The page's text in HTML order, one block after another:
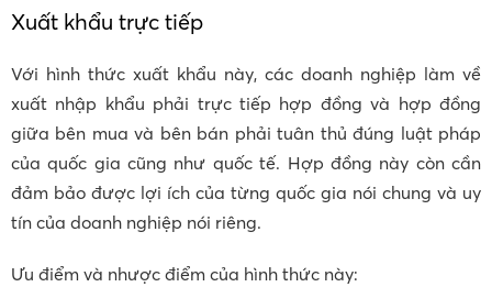
Xuất khẩu trực tiếp
Với hình thức xuất khẩu này, các doanh nghiệp làm về
xuất nhập khẩu phải trực tiếp hợp đồng và hợp đồng
giữa bên mua và bên bán phải tuân thủ đúng luật pháp
của quốc gia cũng như quốc tế. Hợp đồng này còn cần
đảm bảo được lợi ích của từng quốc gia nói chung và uy
tín của doanh nghiệp nói riêng.
Ưu điểm và nhược điểm của hình thức này: